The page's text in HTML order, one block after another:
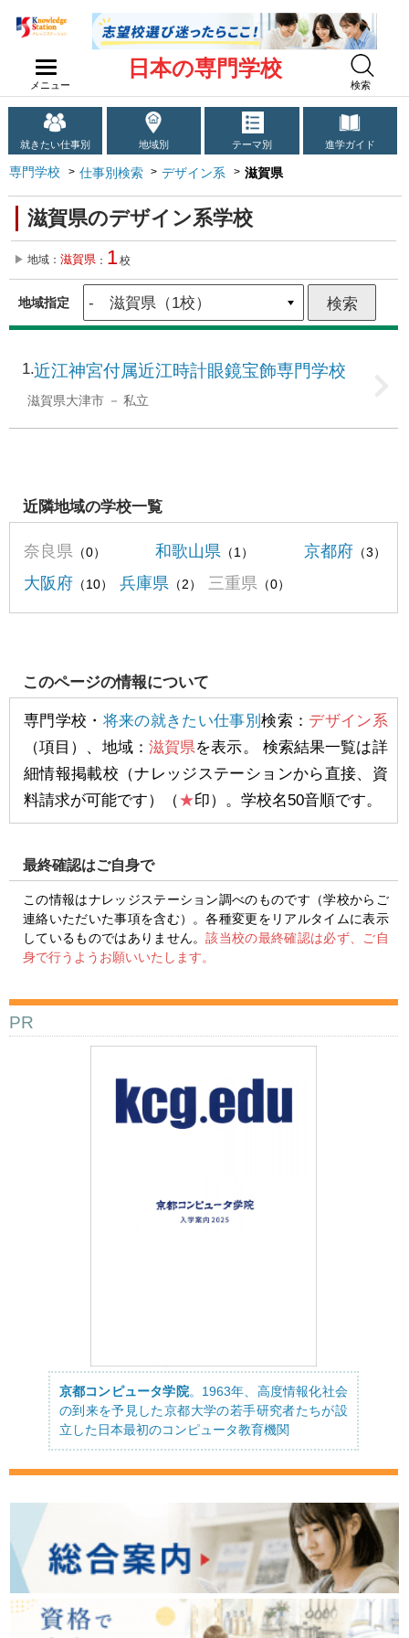
メニュー
日本の専門学校
検索
就きたい仕事別 地域別 テーマ別 進学ガイド
専門学校 仕事別検索 デザイン系 滋賀県
滋賀県のデザイン系学校
地域： 滋賀県 ： 1校
地域指定
1 近江神宮付属近江時計眼鏡宝飾専門学校
滋賀県大津市 私立
近隣地域の学校一覧
奈良県 （0） 和歌山県 （1） 京都府（3）
大阪府 （10） 兵庫県 （2） 三重県 （0）
このページの情報について
専門学校・ 将来の就きたい仕事別検索： デザイン系
（項目）、地域： 滋賀県を表示。 検索結果一覧は詳
細情報掲載校（ナレッジステーションから直接、資
料請求が可能です）（★印）。学校名50音順です。
最終確認はご自身で
この情報はナレッジステーション調べのものです（学校からご
連絡いただいた事項を含む）。各種変更をリアルタイムに表示
しているものではありません。該当校の最終確認は必ず、ご自
身で行うようお願いいたします。
PR
京都コンピュータ学院。1963年、高度情報化社会
の到来を予見した京都大学の若手研究者たちが設
立した日本最初のコンピュータ教育機関